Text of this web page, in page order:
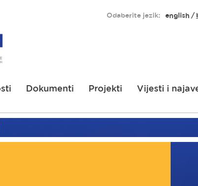
Odaberite jezik: english
Dokumenti Projekti Vijesti i